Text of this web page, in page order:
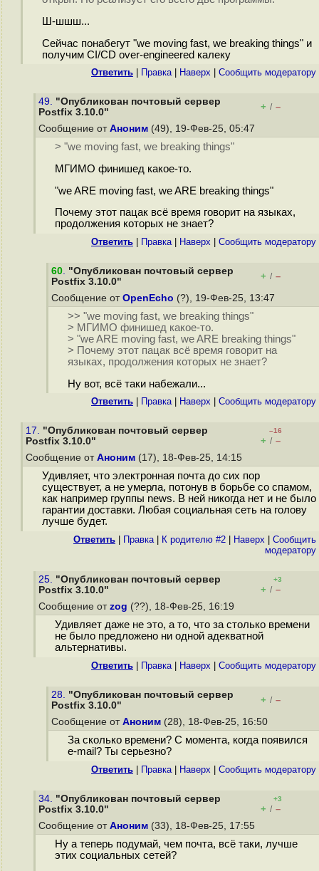
Ш-шшш...
Сейчас понабегут "we moving fast, we breaking things" и
получим CI/CD over-engineered калеку
Ответить Правка| Наверх Cообщить модератору
49. "Опубликован почтовый сервер
Postfix 3.10.0"
+ / –
Сообщение от Аноним (49), 19-Фев-25, 05:47
> "we moving fast, we breaking things"
МГИМО финишед какое-то.
"we ARE moving fast, we ARE breaking things"
Почему этот пацак всё время говорит на языках,
продолжения которых не знает?
Ответить Правка| Наверх Cообщить модератору
60. "Опубликован почтовый сервер
Postfix 3.10.0"
+ / –
Сообщение от OpenEcho (?), 19-Фев-25, 13:47
>> "we moving fast, we breaking things"
> МГИМО финишед какое-то.
> "we ARE moving fast, we ARE breaking things"
> Почему этот пацак всё время говорит на
языках, продолжения которых не знает?
Ну вот, всё таки набежали...
Ответить Правка| Наверх Cообщить модератору
17. "Опубликован почтовый сервер
Postfix 3.10.0"
–16
+ / –
Сообщение от Аноним (17), 18-Фев-25, 14:15
Удивляет, что электронная почта до сих пор
существует, а не умерла, потонув в борьбе со спамом,
как например группы news. В ней никогда нет и не было
гарантии доставки. Любая социальная сеть на голову
лучше будет.
Ответить Правка| К родителю #2 Наверх
Cообщить
модератору
25. "Опубликован почтовый сервер
Postfix 3.10.0"
+3
+ / –
Сообщение от zog (??), 18-Фев-25, 16:19
Удивляет даже не это, а то, что за столько времени
не было предложено ни одной адекватной
альтернативы.
Ответить Правка| Наверх Cообщить модератору
28. "Опубликован почтовый сервер
Postfix 3.10.0"
+ / –
Сообщение от Аноним (28), 18-Фев-25, 16:50
За сколько времени? С момента, когда появился
e-mail? Ты серьезно?
Ответить Правка| Наверх Cообщить модератору
34. "Опубликован почтовый сервер
Postfix 3.10.0"
+3
+ / –
Сообщение от Аноним (33), 18-Фев-25, 17:55
Ну а теперь подумай, чем почта, всё таки, лучше
этих социальных сетей?